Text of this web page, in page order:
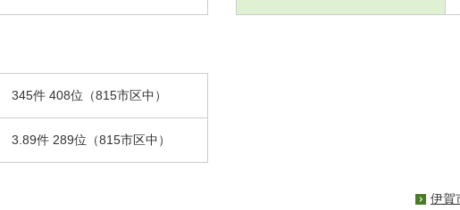
345件 408位（815市区中）
3.89件 289位（815市区中）
伊賀